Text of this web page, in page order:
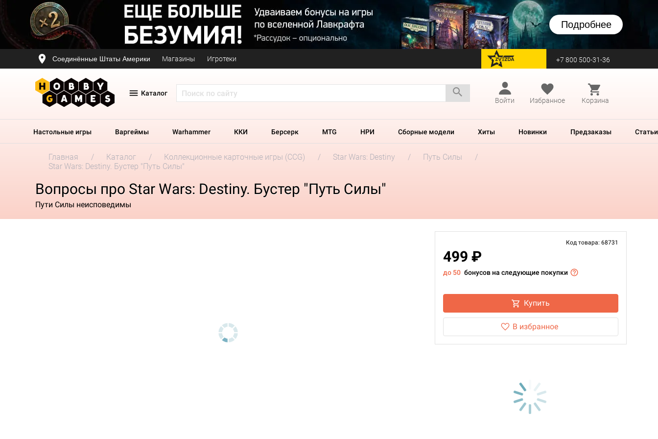
Подробнее
Соединённые Штаты Америки Магазины Игротеки перейти на Zvezda +7 800 500-31-36
Каталог
Войти
Избранное Корзина
Настольные игры Варгеймы Warhammer ККИ Берсерк MTG НРИ Сборные модели Хиты Новинки Предзаказы Статьи
Главная Каталог Коллекционные карточные игры (CCG) Star Wars: Destiny
Путь Силы
Star Wars: Destiny. Бустер "Путь Силы"
Вопросы про Star Wars: Destiny. Бустер "Путь Силы"
Пути Силы неисповедимы
Код товара: 68731
499 ₽
до 50 бонусов на следующие покупки
Купить
В избранное